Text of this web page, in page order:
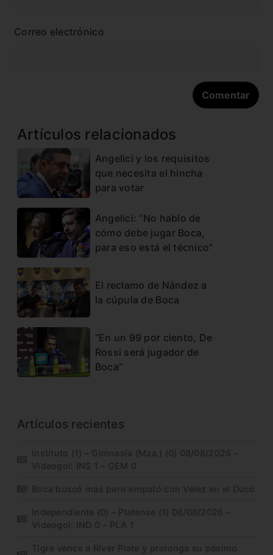
Correo electrónico
Artículos relacionados
Angelici y los requisitos
que necesita el hincha
para votar
Angelici: “No hablo de
cómo debe jugar Boca,
para eso está el técnico”
El reclamo de Nández a
la cúpula de Boca
“En un 99 por ciento, De
Rossi será jugador de
Boca”
Artículos recientes
Instituto (1) – Gimnasia (Mza.) (0) 08/08/2026 –
Videogol: INS 1 – GEM 0
Boca buscó más pero empató con Vélez en el Ducó
Independiente (0) – Platense (1) 08/08/2026 –
Videogol: IND 0 – PLA 1
Tigre vence a River Plate y prolonga su pésimo